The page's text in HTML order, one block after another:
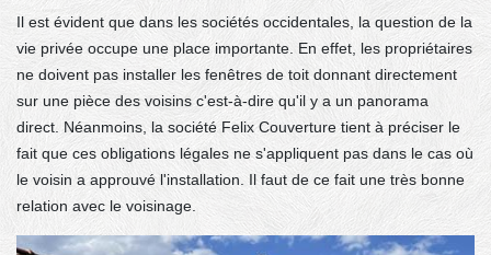
Il est évident que dans les sociétés occidentales, la question de la
vie privée occupe une place importante. En effet, les propriétaires
ne doivent pas installer les fenêtres de toit donnant directement
sur une pièce des voisins c'est-à-dire qu'il y a un panorama
direct. Néanmoins, la société Felix Couverture tient à préciser le
fait que ces obligations légales ne s'appliquent pas dans le cas où
le voisin a approuvé l'installation. Il faut de ce fait une très bonne
relation avec le voisinage.